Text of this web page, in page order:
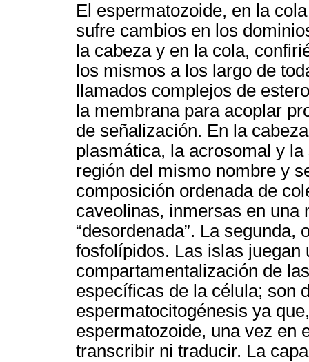
El espermatozoide, en la
sufre cambios en los
la cabeza y en la cola,
los mismos a los largo de
llamados complejos de
la membrana para acoplar
de señalización. En la
plasmática, la acrosomal y
región del mismo nombre y
composición ordenada de
caveolinas, inmersas en una
“desordenada”. La
fosfolípidos. Las islas juegan
compartamentalización de
específicas de la célula; son
espermatocitogénesis ya
espermatozoide, una vez en
transcribir ni traducir. La